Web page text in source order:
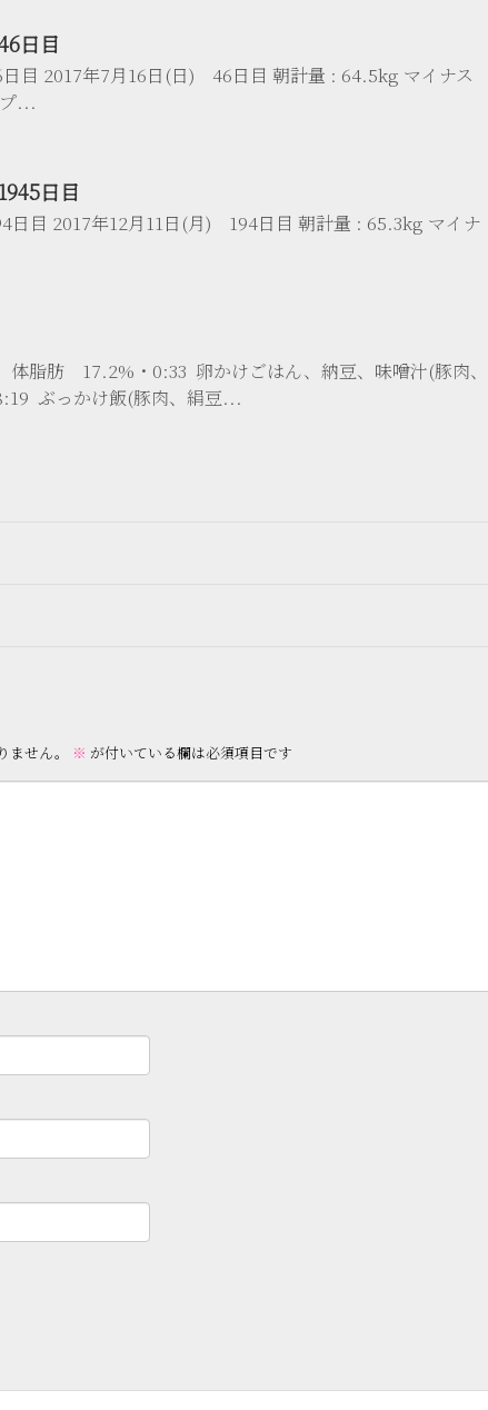
日目
目 2017年7月16日(日) 46日目 朝計量 : 64.5kg マイナス
...
日目
日目 2017年12月11日(月) 194日目 朝計量 : 65.3kg マイナ
脂肪 17.2%・0:33 卵かけごはん、納豆、味噌汁(豚肉、
ぶっかけ飯(豚肉、絹豆...
せん。 ※ が付いている欄は必須項目です